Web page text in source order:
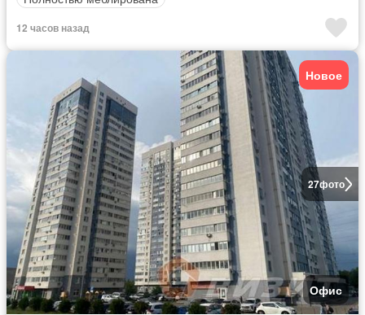
12 часов назад
27фото
Новое
Офис